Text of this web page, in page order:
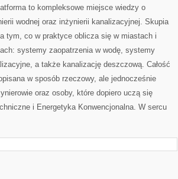
to kompleksowe miejsce wiedzy o
wodnej oraz inżynierii kanalizacyjnej. Skupia
tym, co w praktyce oblicza się w miastach i
systemy zaopatrzenia w wodę, systemy
a także kanalizację deszczową. Całość
w sposób rzeczowy, ale jednocześnie
oraz osoby, które dopiero uczą się
i Energetyka Konwencjonalna. W sercu